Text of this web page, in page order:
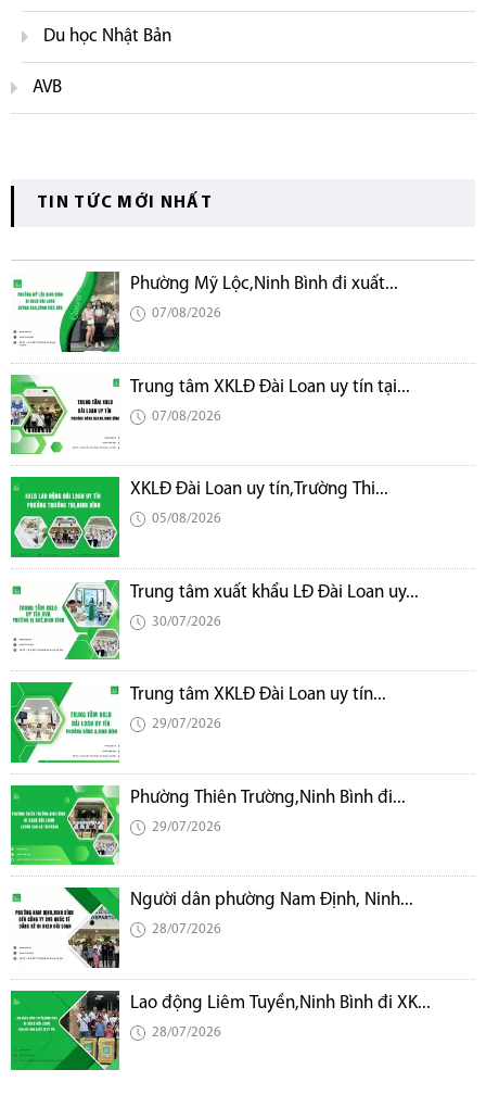
Du học Nhật Bản
AVB
TIN TỨC MỚI NHẤT
Phường Mỹ Lộc,Ninh Bình đi xuất...
07/08/2026
Trung tâm XKLĐ Đài Loan uy tín tại...
07/08/2026
XKLĐ Đài Loan uy tín,Trường Thi...
05/08/2026
Trung tâm xuất khẩu LĐ Đài Loan uy...
30/07/2026
Trung tâm XKLĐ Đài Loan uy tín...
29/07/2026
Phường Thiên Trường,Ninh Bình đi...
29/07/2026
Người dân phường Nam Định, Ninh...
28/07/2026
Lao động Liêm Tuyền,Ninh Bình đi XK...
28/07/2026